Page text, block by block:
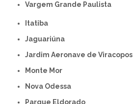
Vargem Grande Paulista
Itatiba
Jaguariúna
Jardim Aeronave de Viracopos
Monte Mor
Nova Odessa
Parque Eldorado